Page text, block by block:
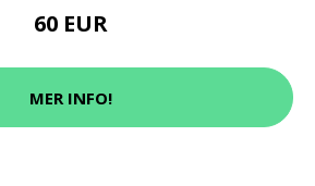
60 EUR
MER INFO!